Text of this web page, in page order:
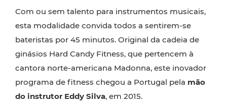
Com ou sem talento para instrumentos musicais,
esta modalidade convida todos a sentirem-se
bateristas por 45 minutos. Original da cadeia de
ginásios Hard Candy Fitness, que pertencem à
cantora norte-americana Madonna, este inovador
programa de fitness chegou a Portugal pela mão
do instrutor Eddy Silva, em 2015.